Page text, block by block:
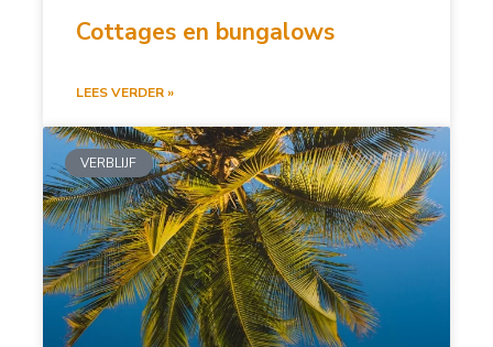
Cottages en bungalows
LEES VERDER »
VERBLIJF